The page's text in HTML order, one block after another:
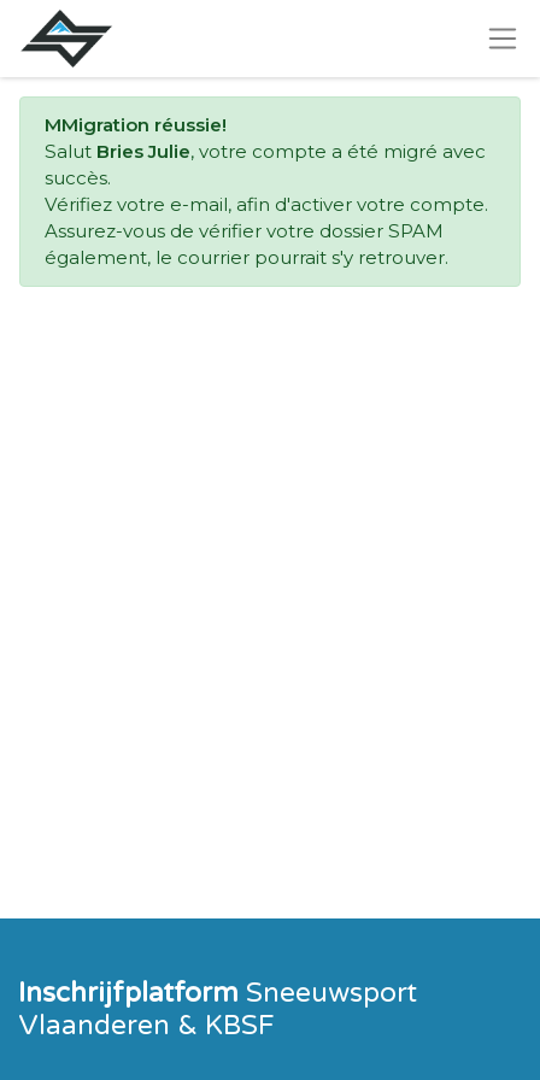
MMigration réussie!
Salut Bries Julie, votre compte a été migré avec
succès.
Vérifiez votre e-mail, afin d'activer votre compte.
Assurez-vous de vérifier votre dossier SPAM
également, le courrier pourrait s'y retrouver.
Inschrijfplatform Sneeuwsport
Vlaanderen & KBSF